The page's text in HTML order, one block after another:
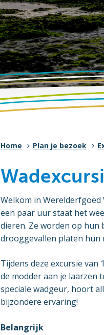
Home Plan je bezoek
Welkom in Werelderfgoed
een paar uur staat het
dieren. Ze worden op hun
drooggevallen platen hun
Tijdens deze excursie van
de modder aan je laarzen
speciale wadgeur, hoort
bijzondere ervaring!
Belangrijk